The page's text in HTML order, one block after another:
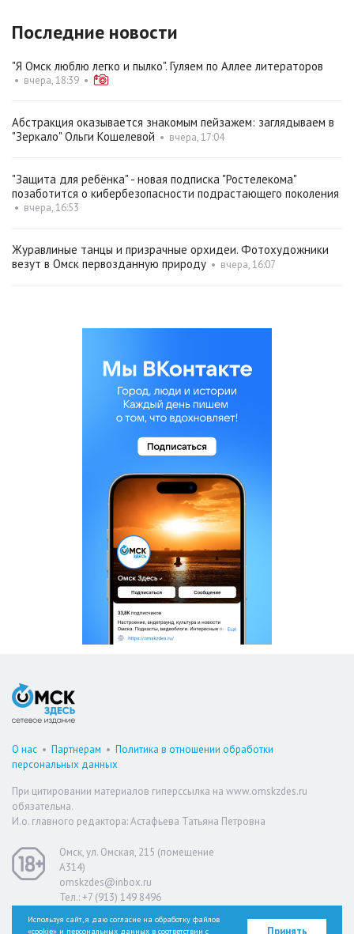
Последние новости
"Я Омск люблю легко и пылко". Гуляем по Аллее литераторов
• вчера, 18:39 •
Абстракция оказывается знакомым пейзажем: заглядываем в
"Зеркало" Ольги Кошелевой • вчера, 17:04
"Защита для ребёнка" - новая подписка "Ростелекома"
позаботится о кибербезопасности подрастающего поколения
• вчера, 16:53
Журавлиные танцы и призрачные орхидеи. Фотохудожники
везут в Омск первозданную природу • вчера, 16:07
О нас • Партнерам • Политика в отношении обработки
персональных данных
При цитировании материалов гиперссылка на www.omskzdes.ru
обязательна.
И.о. главного редактора: Астафьева Татьяна Петровна
Омск, ул. Омская, 215 (помещение
А314)
omskzdes@inbox.ru
Тел.: +7 (913) 149 8496
Используя сайт, я даю согласие на обработку файлов
«cookie» и персональных данных в соответствии с
Принять